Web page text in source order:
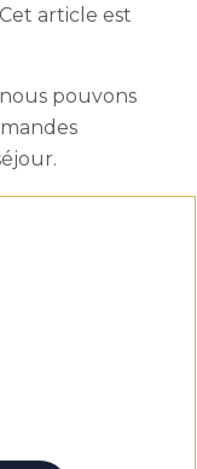
article est
pouvons